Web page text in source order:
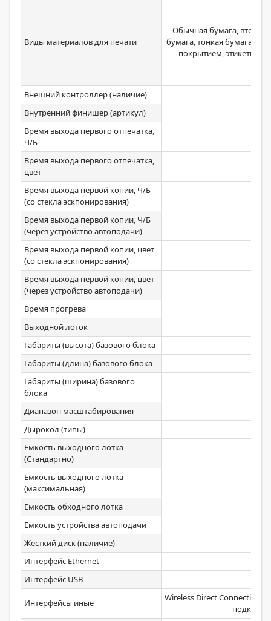
Виды материалов для печати
Обычная бумага,
бумага, тонкая бумага,
покрытием, этикетки,
Внешний контроллер (наличие)
Внутренний финишер (артикул)
Время выхода первого отпечатка,
Ч/Б
Время выхода первого отпечатка,
цвет
Время выхода первой копии, Ч/Б
(со стекла эскпонирования)
Время выхода первой копии, Ч/Б
(через устройство автоподачи)
Время выхода первой копии, цвет
(со стекла эскпонирования)
Время выхода первой копии, цвет
(через устройство автоподачи)
Время прогрева
Выходной лоток
Габариты (высота) базового блока
Габариты (длина) базового блока
Габариты (ширина) базового
блока
Диапазон масштабирования
Дырокол (типы)
Емкость выходного лотка
(Стандартно)
Емкость выходного лотка
(максимальная)
Емкость обходного лотка
Емкость устройства автоподачи
Жесткий диск (наличие)
Интерфейс Ethernet
Интерфейс USB
Интерфейсы иные
Wireless Direct Connection -